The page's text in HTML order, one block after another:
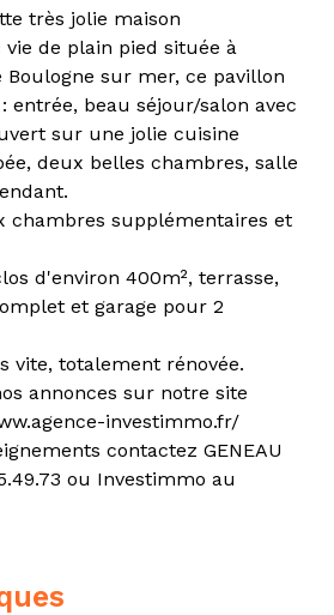
très jolie maison
vie de plain pied située à
sur mer, ce pavillon
entrée, beau séjour/salon avec
sur une jolie cuisine
deux belles chambres, salle
chambres supplémentaires et
d'environ 400m², terrasse,
et garage pour 2
vite, totalement rénovée.
annonces sur notre site
investimmo.fr/
contactez GENEAU
ou Investimmo au